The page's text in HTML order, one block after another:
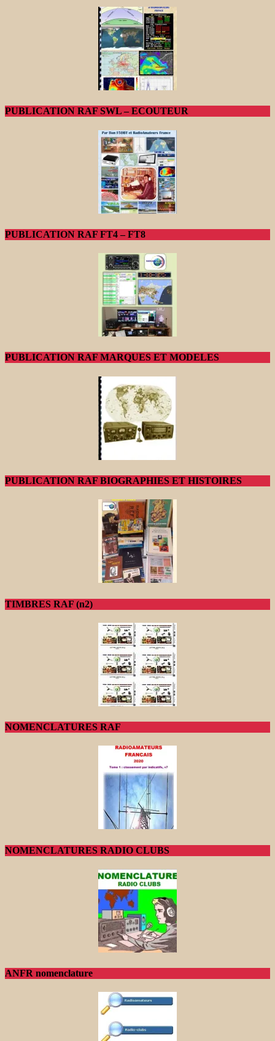
PUBLICATION RAF SWL – ECOUTEUR
PUBLICATION RAF FT4 – FT8
PUBLICATION RAF MARQUES ET MODELES
PUBLICATION RAF BIOGRAPHIES ET HISTOIRES
TIMBRES RAF (n2)
NOMENCLATURES RAF
NOMENCLATURES RADIO CLUBS
ANFR nomenclature